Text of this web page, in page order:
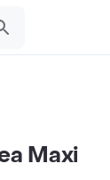
Maxi